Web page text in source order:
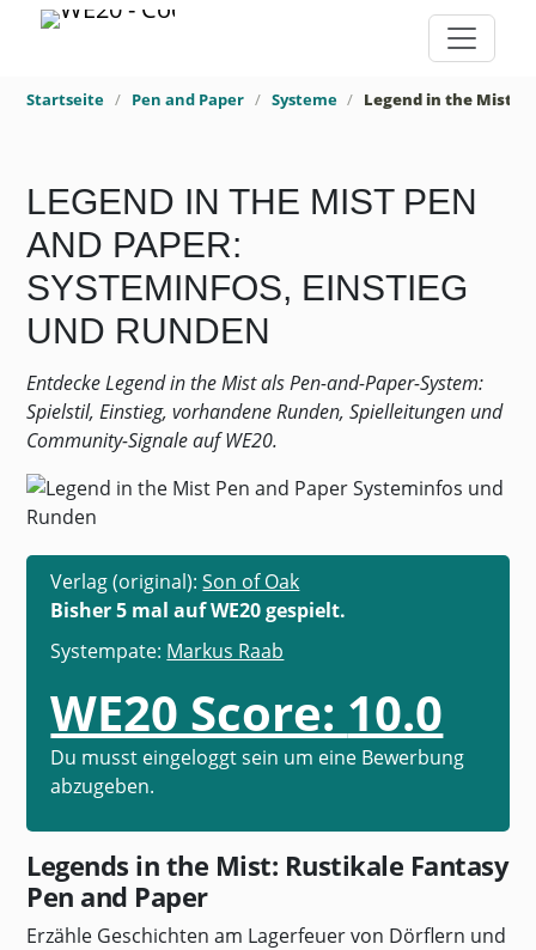
Startseite Pen and Paper Systeme Legend in the Mist
LEGEND IN THE MIST PEN
AND PAPER:
SYSTEMINFOS, EINSTIEG
UND RUNDEN
Entdecke Legend in the Mist als Pen-and-Paper-System:
Spielstil, Einstieg, vorhandene Runden, Spielleitungen und
Community-Signale auf WE20.
Verlag (original):Son of Oak
Bisher 5 mal auf WE20 gespielt.
Systempate: Markus Raab
WE20 Score: 10.0
Du musst eingeloggt sein um eine Bewerbung
abzugeben.
Legends in the Mist: Rustikale Fantasy
Pen and Paper
Erzähle Geschichten am Lagerfeuer von Dörflern und